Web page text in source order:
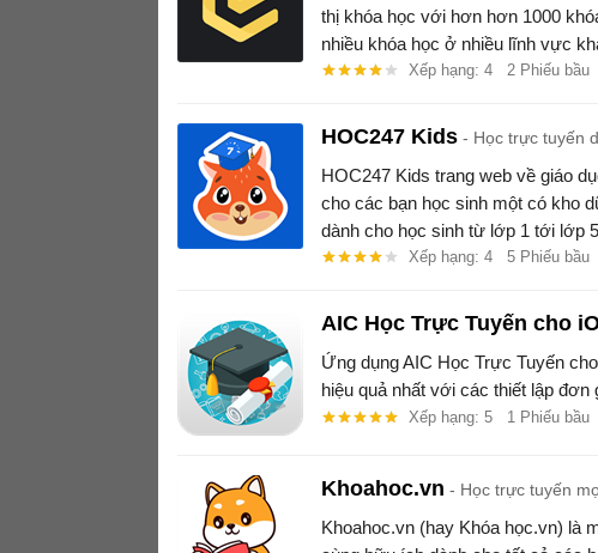
thị khóa học với hơn hơn 1000
nhiều khóa học ở nhiều lĩnh vực
Xếp hạng: 4 2 Phiếu bầu
HOC247 Kids Học trực tuyến
HOC247 Kids trang web về giáo
cho các bạn học sinh một có kho
dành cho học sinh từ lớp 1 tới lớp
Xếp hạng: 4 5 Phiếu bầu
AIC Học Trực Tuyến cho
Ứng dụng AIC Học Trực Tuyến
hiệu quả nhất với các thiết lập đơn
Xếp hạng: 5 1 Phiếu bầu
Khoahoc.vn Học trực tuyến
Khoahoc.vn (hay Khóa học.vn) là